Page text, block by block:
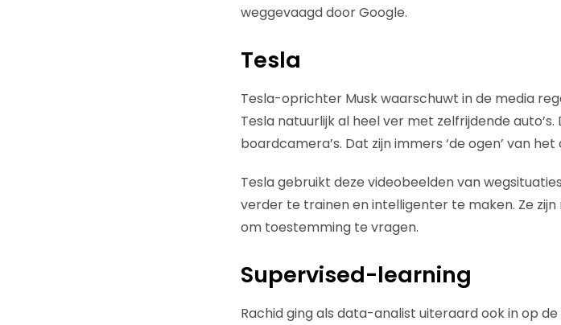
weggevaagd door Google.
Tesla
Tesla-oprichter Musk waarschuwt in de media
Tesla natuurlijk al heel ver met zelfrijdende
boardcamera’s. Dat zijn immers ‘de ogen’ van
Tesla gebruikt deze videobeelden van
verder te trainen en intelligenter te maken. Ze
om toestemming te vragen.
Supervised-learning
Rachid ging als data-analist uiteraard ook in op